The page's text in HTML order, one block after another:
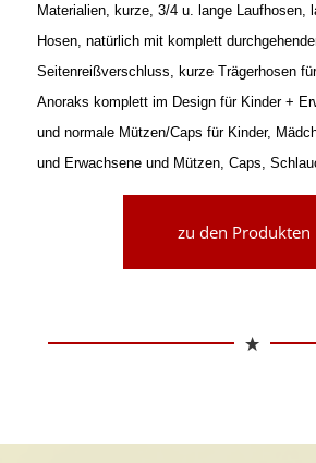
Materialien, kurze, 3/4 u. lange Laufhosen,
Hosen, natürlich mit komplett
Seitenreißverschluss, kurze Trägerhosen
Anoraks komplett im Design für Kinder +
und normale Mützen/Caps für Kinder,
und Erwachsene und Mützen, Caps,
zu den Produkten